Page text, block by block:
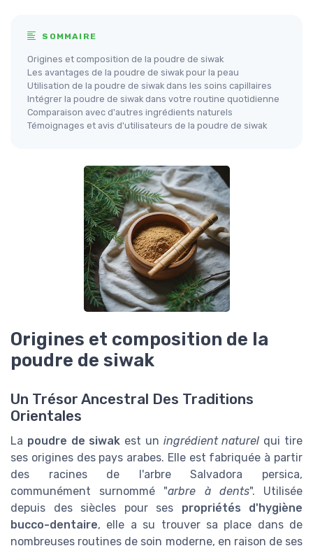
SOMMAIRE
Origines et composition de la poudre de siwak
Les avantages de la poudre de siwak pour la peau
Utilisation de la poudre de siwak dans les soins capillaires
Intégrer la poudre de siwak dans votre routine quotidienne
Comparaison avec d'autres ingrédients naturels
Témoignages et avis d'utilisateurs de la poudre de siwak
Origines et composition de la
poudre de siwak
Un Trésor Ancestral Des Traditions
Orientales
La poudre de siwak est un ingrédient naturel qui tire
ses origines des pays arabes. Elle est fabriquée à partir
des racines de l'arbre Salvadora persica,
communément surnommé "arbre à dents". Utilisée
depuis des siècles pour ses propriétés d'hygiène
bucco-dentaire, elle a su trouver sa place dans de
nombreuses routines de soin moderne, en raison de ses